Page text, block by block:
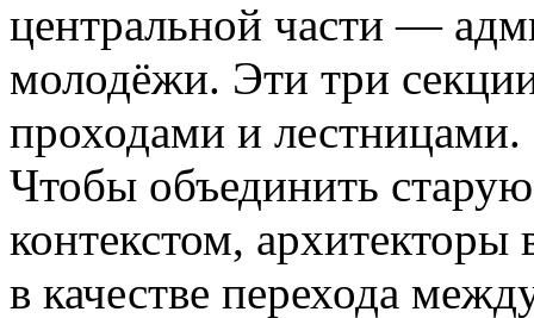
центральной части —
молодёжи. Эти три
проходами и лестницами.
Чтобы объединить
контекстом, архитекторы
в качестве перехода